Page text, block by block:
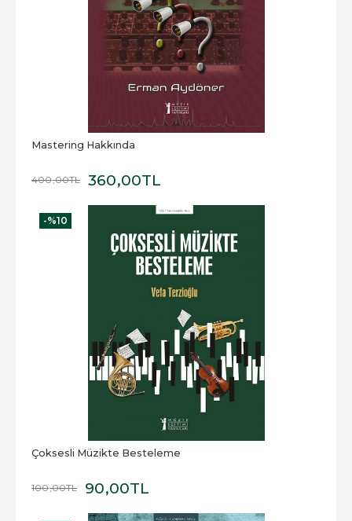
Mastering Hakkında
400,00TL 360,00TL
-%10
Çoksesli Müzikte Besteleme
100,00TL 90,00TL